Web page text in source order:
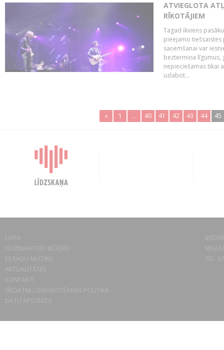
ATVIEGLOTA
RĪKOTĀJIEM
Tagad ikviens
pieejamo tiešsaistes
saņemšanai var
beztermiņa līgumus,
nepieciešamas tikai
uzlabot...
« 1 .. 40 41 42 43 44 45
LAIPA
ES IZMANTOJU MŪZIKU
ES RADU MŪZIKU
AKTUALITĀTES
KONTAKTI
SĪKDATŅU IZMANTOŠANAS POLITIKA
DATU APSTRĀDE
TEL.